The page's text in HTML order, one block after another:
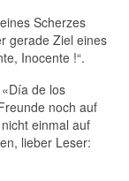
Scherzes
gerade Ziel eines
Inocente !“.
de los
noch auf
einmal auf
lieber Leser: